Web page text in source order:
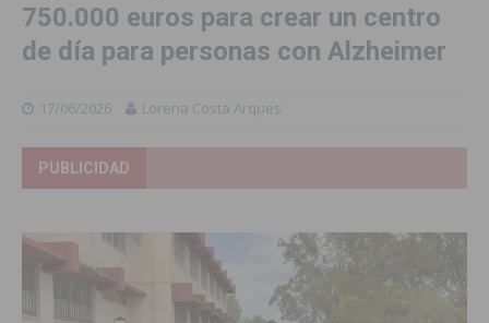
750.000 euros para crear un centro
de día para personas con Alzheimer
17/06/2026 Lorena Costa Arques
PUBLICIDAD